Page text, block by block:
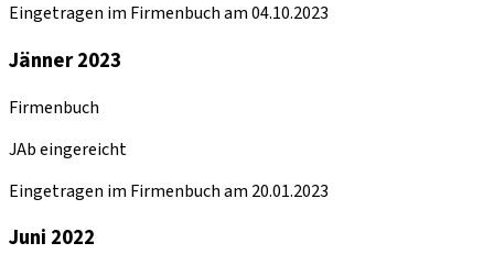
Eingetragen im Firmenbuch am 04.10.2023
Jänner 2023
Firmenbuch
JAb eingereicht
Eingetragen im Firmenbuch am 20.01.2023
Juni 2022